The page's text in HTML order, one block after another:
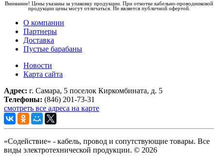
Внимание! Цены указаны за упаковку продукции. При отмотке кабельно-проводниковой
продукции цены могут отличаться. Не является публичной офертой.
О компании
Партнеры
Доставка
Пустые барабаны
Новости
Карта сайта
Адрес: г. Самара, 5 поселок Киркомбината, д. 5
Телефоны: (846) 201-73-31
смотреть все адреса на карте
«Содействие» - кабель, провод и сопутствующие товары. Все
виды электротехнической продукции. © 2026